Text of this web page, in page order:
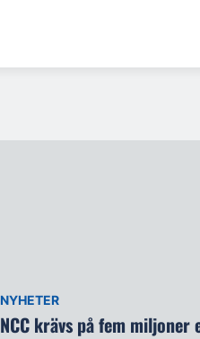
NYHETER
NCC krävs på fem miljoner